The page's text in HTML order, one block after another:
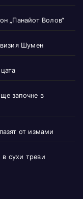
„Панайот Волов“
Шумен
започне в
от измами
сухи треви